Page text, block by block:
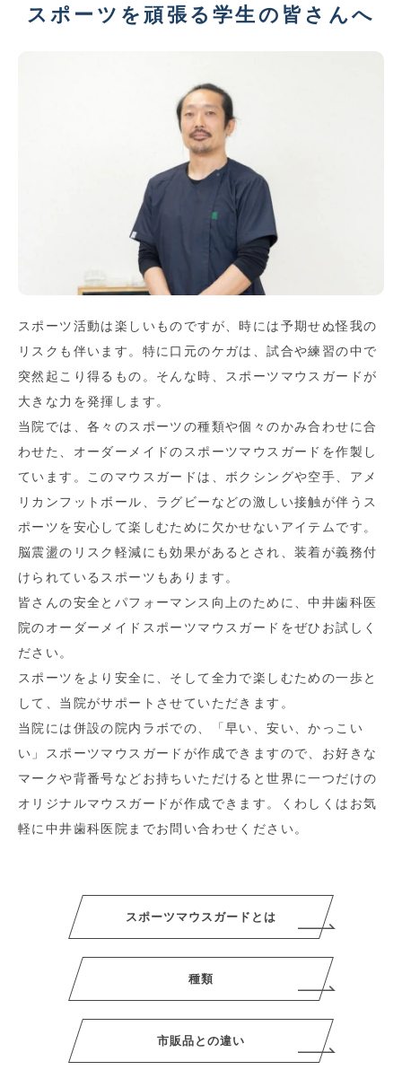
スポーツを頑張る学生の皆さんへ
スポーツ活動は楽しいものですが、時には予期せぬ怪我の
リスクも伴います。特に口元のケガは、試合や練習の中で
突然起こり得るもの。そんな時、スポーツマウスガードが
大きな力を発揮します。
当院では、各々のスポーツの種類や個々のかみ合わせに合
わせた、オーダーメイドのスポーツマウスガードを作製し
ています。このマウスガードは、ボクシングや空手、アメ
リカンフットボール、ラグビーなどの激しい接触が伴うス
ポーツを安心して楽しむために欠かせないアイテムです。
脳震盪のリスク軽減にも効果があるとされ、装着が義務付
けられているスポーツもあります。
皆さんの安全とパフォーマンス向上のために、中井歯科医
院のオーダーメイドスポーツマウスガードをぜひお試しく
ださい。
スポーツをより安全に、そして全力で楽しむための一歩と
して、当院がサポートさせていただきます。
当院には併設の院内ラボでの、「早い、安い、かっこい
い」スポーツマウスガードが作成できますので、お好きな
マークや背番号などお持ちいただけると世界に一つだけの
オリジナルマウスガードが作成できます。くわしくはお気
軽に中井歯科医院までお問い合わせください。
スポーツマウスガードとは
種類
市販品との違い